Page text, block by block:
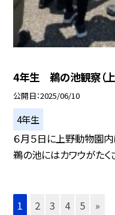
4年生 鵜の池観察（上
公開日 2025/06/10
4年生
６月５日に上野動物園内
鵜の池にはカワウがたく
1 2 3 4 5 »